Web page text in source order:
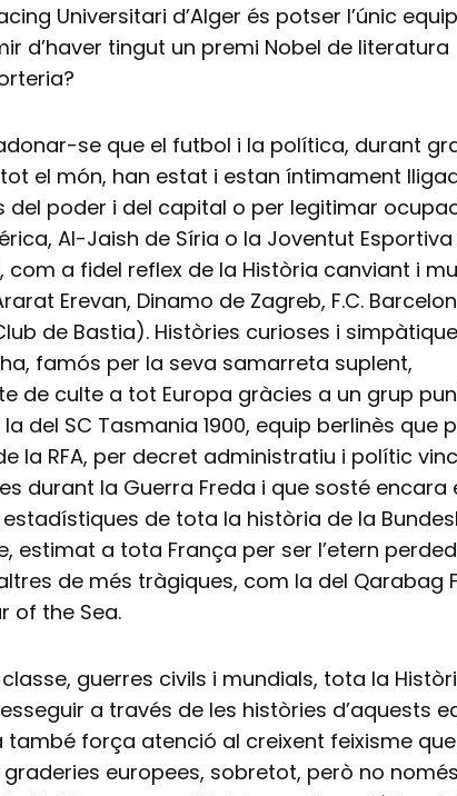
Universitari d’Alger és potser l’únic
d’haver tingut un premi Nobel de literatura
se que el futbol i la política, durant
el món, han estat i estan íntimament
del poder i del capital o per legitimar
Al-Jaish de Síria o la Joventut Esportiva
com a fidel reflex de la Història canviant i
Erevan, Dinamo de Zagreb, F.C.
de Bastia). Històries curioses i
famós per la seva samarreta suplent,
de culte a tot Europa gràcies a un grup
del SC Tasmania 1900, equip berlinès que
la RFA, per decret administratiu i polític
durant la Guerra Freda i que sosté encara
de tota la història de la
estimat a tota França per ser l’etern
de més tràgiques, com la del Qarabag
of the Sea.
guerres civils i mundials, tota la
a través de les històries d’aquests
també força atenció al creixent feixisme que
europees, sobretot, però no